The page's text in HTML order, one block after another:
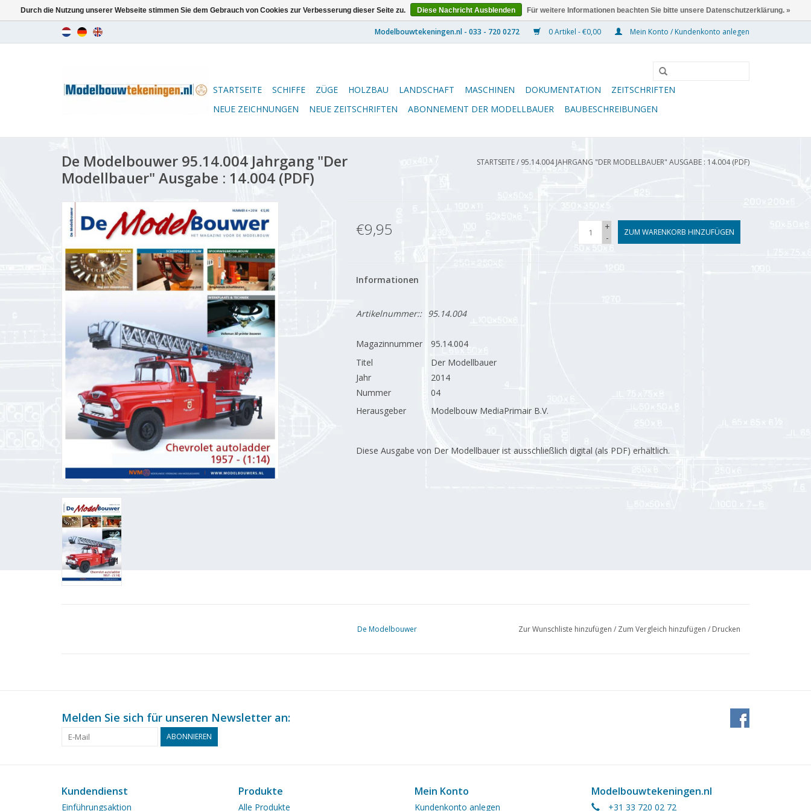
0 Artikel - €0,00 Mein Konto / Kundenkonto anlegen
STARTSEITE SCHIFFE ZÜGE HOLZBAU LANDSCHAFT MASCHINEN DOKUMENTATION
ZEITSCHRIFTEN
NEUE ZEICHNUNGEN
NEUE ZEITSCHRIFTEN ABONNEMENT DER MODELLBAUER BAUBESCHREIBUNGEN
De Modelbouwer 95.14.004 Jahrgang "Der
Modellbauer" Ausgabe : 14.004 (PDF)
STARTSEITE/ 95.14.004 JAHRGANG "DER MODELLBAUER" AUSGABE : 14.004 (PDF)
€9,95
+
-
ZUM WARENKORB HINZUFÜGEN
Informationen
Artikelnummer:: 95.14.004
Magazinnummer
95.14.004
Titel
Der Modellbauer
Jahr
2014
Nummer
04
Herausgeber
Modelbouw MediaPrimair B.V.
Diese Ausgabe von Der Modellbauer ist ausschließlich digital (als PDF) erhältlich.
De Modelbouwer Zur Wunschliste hinzufügen / Zum Vergleich hinzufügen / Drucken
Melden Sie sich für unseren Newsletter an:
ABONNIEREN
Kundendienst
Einführungsaktion
Produkte
Alle Produkte
Mein Konto
Kundenkonto anlegen
Modelbouwtekeningen.nl
+31 33 720 02 72
Durch die Nutzung unserer Webseite stimmen Sie dem Gebrauch von Cookies zur Verbesserung dieser Seite zu. Diese Nachricht Ausblenden Für weitere Informationen beachten Sie bitte unsere Datenschutzerklärung. »